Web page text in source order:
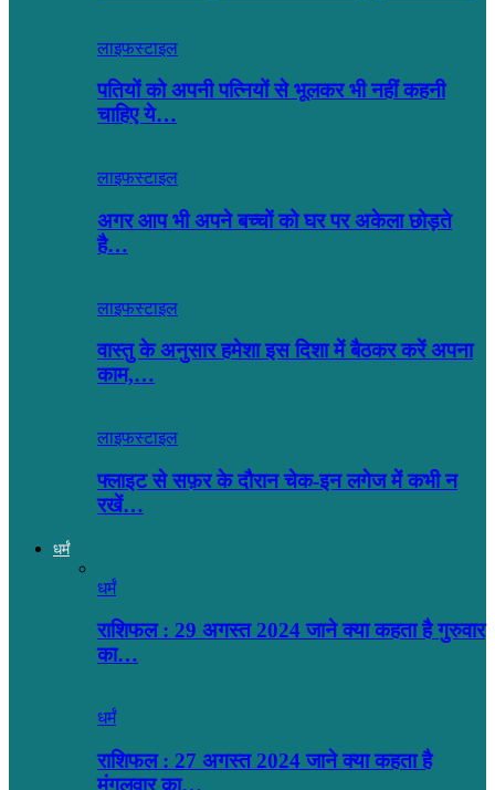
लाइफस्टाइल
पतियों को अपनी पत्नियों से भूलकर भी नहीं कहनी
चाहिए ये…
लाइफस्टाइल
अगर आप भी अपने बच्चों को घर पर अकेला छोड़ते
है…
लाइफस्टाइल
वास्तु के अनुसार हमेशा इस दिशा में बैठकर करें अपना
काम,…
लाइफस्टाइल
फ्लाइट से सफ़र के दौरान चेक-इन लगेज में कभी न
रखें…
धर्मं
धर्मं
राशिफल : 29 अगस्त 2024 जाने क्या कहता है गुरुवार
का…
धर्मं
राशिफल : 27 अगस्त 2024 जाने क्या कहता है
मंगलवार का…